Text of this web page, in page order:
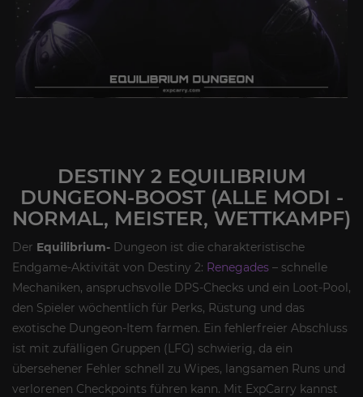
DESTINY 2 EQUILIBRIUM
DUNGEON-BOOST (ALLE MODI -
NORMAL, MEISTER, WETTKAMPF)
Der Equilibrium- Dungeon ist die charakteristische
Endgame-Aktivität von Destiny 2: Renegades – schnelle
Mechaniken, anspruchsvolle DPS-Checks und ein Loot-Pool,
den Spieler wöchentlich für Perks, Rüstung und das
exotische Dungeon-Item farmen. Ein fehlerfreier Abschluss
ist mit zufälligen Gruppen (LFG) schwierig, da ein
übersehener Fehler schnell zu Wipes, langsamen Runs und
verlorenen Checkpoints führen kann. Mit ExpCarry kannst